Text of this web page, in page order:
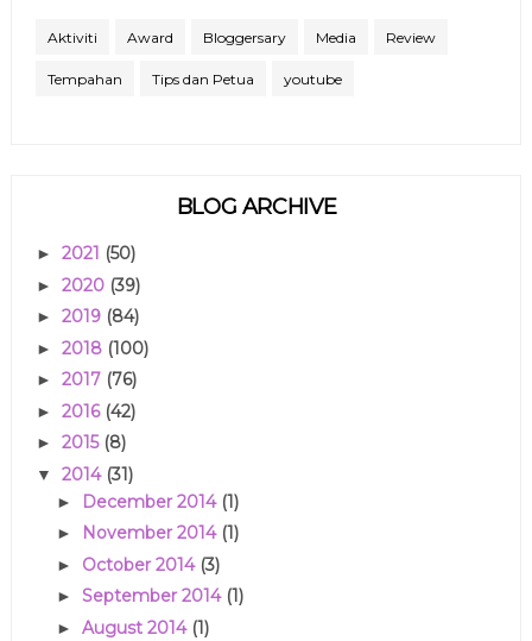
Aktiviti Award Bloggersary Media Review
Tempahan Tips dan Petua youtube
BLOG ARCHIVE
► 2021 (50)
► 2020 (39)
► 2019 (84)
► 2018 (100)
► 2017 (76)
► 2016 (42)
► 2015 (8)
▼ 2014 (31)
► December 2014 (1)
► November 2014 (1)
► October 2014 (3)
► September 2014 (1)
► August 2014 (1)